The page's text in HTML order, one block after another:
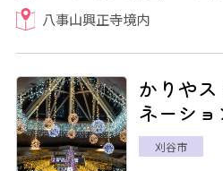
八事山興正寺境内
かりやス
ネーショ
刈谷市